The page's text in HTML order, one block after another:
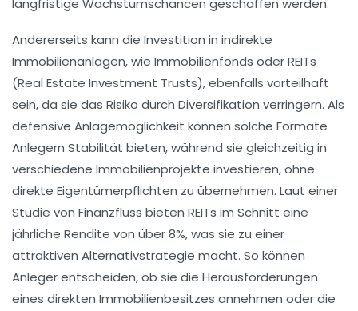
langfristige Wachstumschancen geschaffen werden.
Andererseits kann die Investition in indirekte
Immobilienanlagen, wie Immobilienfonds oder REITs
(Real Estate Investment Trusts), ebenfalls vorteilhaft
sein, da sie das Risiko durch Diversifikation verringern. Als
defensive Anlagemöglichkeit können solche Formate
Anlegern Stabilität bieten, während sie gleichzeitig in
verschiedene Immobilienprojekte investieren, ohne
direkte Eigentümerpflichten zu übernehmen. Laut einer
Studie von Finanzfluss bieten REITs im Schnitt eine
jährliche Rendite von über 8%, was sie zu einer
attraktiven Alternativstrategie macht. So können
Anleger entscheiden, ob sie die Herausforderungen
eines direkten Immobilienbesitzes annehmen oder die